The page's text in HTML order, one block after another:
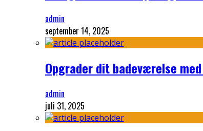
admin
september 14, 2025
Opgrader dit badeværelse
admin
juli 31, 2025